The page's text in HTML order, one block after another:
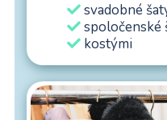
svadobné
spoločenské
kostými